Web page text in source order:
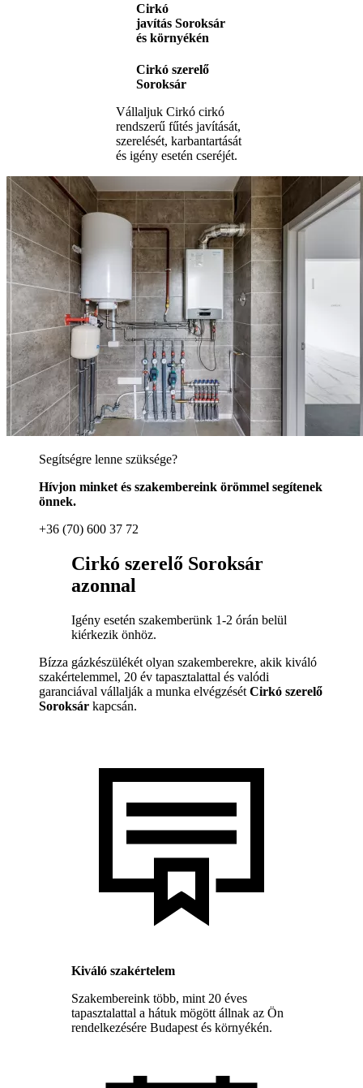
Cirkó
javítás Soroksár
és környékén
Cirkó szerelő
Soroksár
Vállaljuk Cirkó cirkó
rendszerű fűtés javítását,
szerelését, karbantartását
és igény esetén cseréjét.
Segítségre lenne szüksége?
Hívjon minket és szakembereink örömmel segítenek
önnek.
+36 (70) 600 37 72
Cirkó szerelő Soroksár
azonnal
Igény esetén szakemberünk 1-2 órán belül
kiérkezik önhöz.
Bízza gázkészülékét olyan szakemberekre, akik kiváló
szakértelemmel, 20 év tapasztalattal és valódi
garanciával vállalják a munka elvégzését Cirkó szerelő
Soroksár kapcsán.
Kiváló szakértelem
Szakembereink több, mint 20 éves
tapasztalattal a hátuk mögött állnak az Ön
rendelkezésére Budapest és környékén.